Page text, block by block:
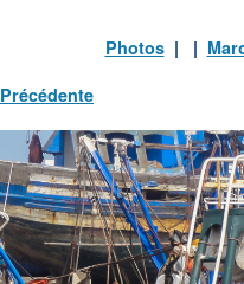
Photos| |
Précédente